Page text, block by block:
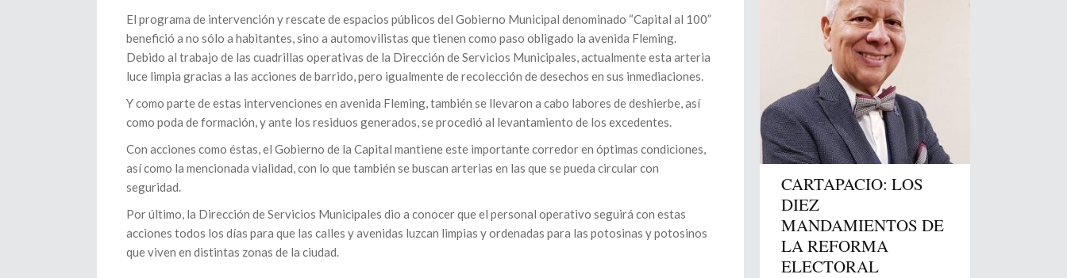
El programa de intervención y rescate de espacios públicos del Gobierno Municipal denominado “Capital al 100”
benefició a no sólo a habitantes, sino a automovilistas que tienen como paso obligado la avenida Fleming.
Debido al trabajo de las cuadrillas operativas de la Dirección de Servicios Municipales, actualmente esta arteria
luce limpia gracias a las acciones de barrido, pero igualmente de recolección de desechos en sus inmediaciones.
Y como parte de estas intervenciones en avenida Fleming, también se llevaron a cabo labores de deshierbe, así
como poda de formación, y ante los residuos generados, se procedió al levantamiento de los excedentes.
Con acciones como éstas, el Gobierno de la Capital mantiene este importante corredor en óptimas condiciones,
así como la mencionada vialidad, con lo que también se buscan arterias en las que se pueda circular con
seguridad.
Por último, la Dirección de Servicios Municipales dio a conocer que el personal operativo seguirá con estas
acciones todos los días para que las calles y avenidas luzcan limpias y ordenadas para las potosinas y potosinos
que viven en distintas zonas de la ciudad.
CARTAPACIO: LOS
DIEZ
MANDAMIENTOS DE
LA REFORMA
ELECTORAL